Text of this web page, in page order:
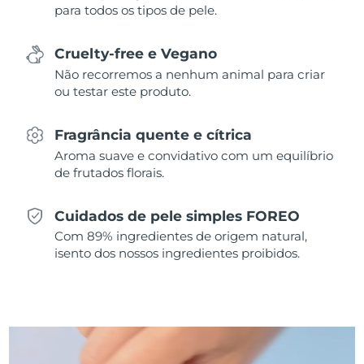
para todos os tipos de pele.
Cruelty-free e Vegano
Não recorremos a nenhum animal para criar
ou testar este produto.
Fragrância quente e cítrica
Aroma suave e convidativo com um equilíbrio
de frutados florais.
Cuidados de pele simples FOREO
Com 89% ingredientes de origem natural,
isento dos nossos ingredientes proibidos.
Eslováquia Entrega prevista 8/11/26
África do Sul
Coreia do Sul
Espanha Entrega prevista
Suécia Entrega prevista
Entrega prevista